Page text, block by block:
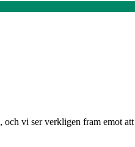
vi ser verkligen fram emot